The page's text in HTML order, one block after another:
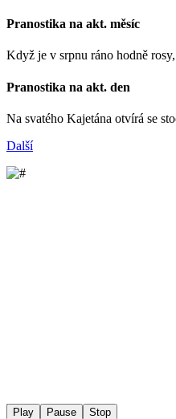
Pranostika na akt. měsíc
Když je v srpnu ráno hodně
Pranostika na akt. den
Na svatého Kajetána otvírá se
Další
Play Pause Stop